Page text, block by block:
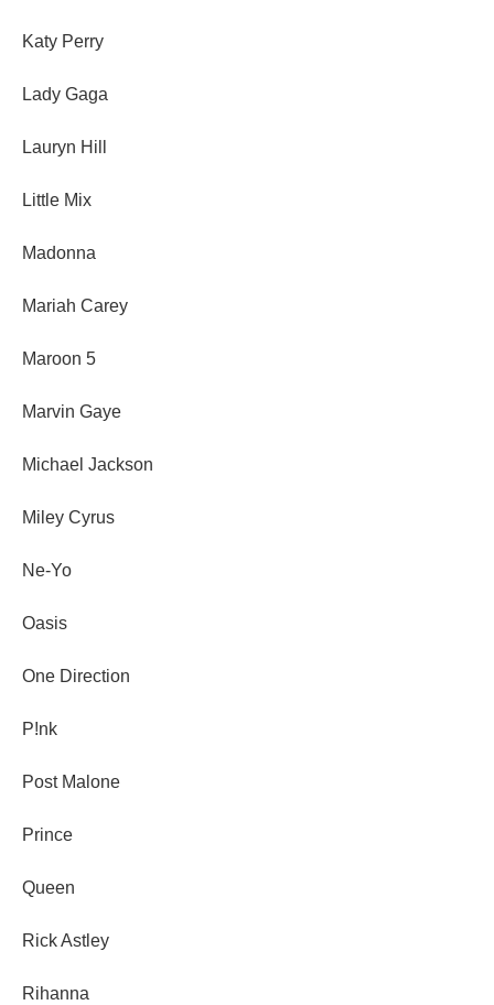
Katy Perry
Lady Gaga
Lauryn Hill
Little Mix
Madonna
Mariah Carey
Maroon 5
Marvin Gaye
Michael Jackson
Miley Cyrus
Ne-Yo
Oasis
One Direction
P!nk
Post Malone
Prince
Queen
Rick Astley
Rihanna